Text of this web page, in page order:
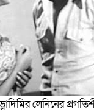
লেনিনের